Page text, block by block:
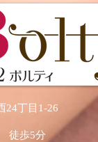
24丁目1-26
徒歩5分